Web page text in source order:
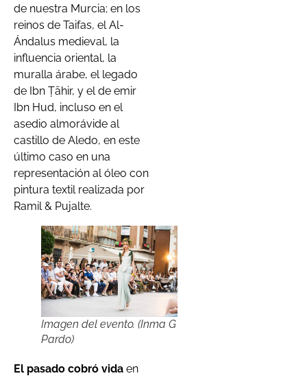
de nuestra Murcia; en los
reinos de Taifas, el Al-
Ándalus medieval, la
influencia oriental, la
muralla árabe, el legado
de Ibn Ṭāhir, y el de emir
Ibn Hud, incluso en el
asedio almorávide al
castillo de Aledo, en este
último caso en una
representación al óleo con
pintura textil realizada por
Ramil & Pujalte.
Imagen del evento. (Inma G
Pardo)
El pasado cobró vida en